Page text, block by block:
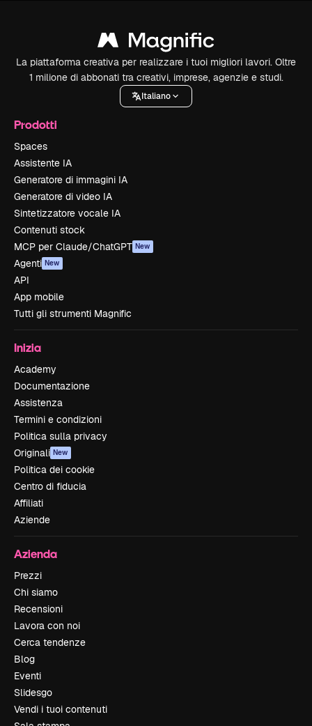
La piattaforma creativa per realizzare i tuoi migliori lavori. Oltre
1 milione di abbonati tra creativi, imprese, agenzie e studi.
Italiano
Prodotti
Spaces
Assistente IA
Generatore di immagini IA
Generatore di video IA
Sintetizzatore vocale IA
Contenuti stock
MCP per Claude/ChatGPT New
Agenti New
API
App mobile
Tutti gli strumenti Magnific
Inizia
Academy
Documentazione
Assistenza
Termini e condizioni
Politica sulla privacy
Originali New
Politica dei cookie
Centro di fiducia
Affiliati
Aziende
Azienda
Prezzi
Chi siamo
Recensioni
Lavora con noi
Cerca tendenze
Blog
Eventi
Slidesgo
Vendi i tuoi contenuti